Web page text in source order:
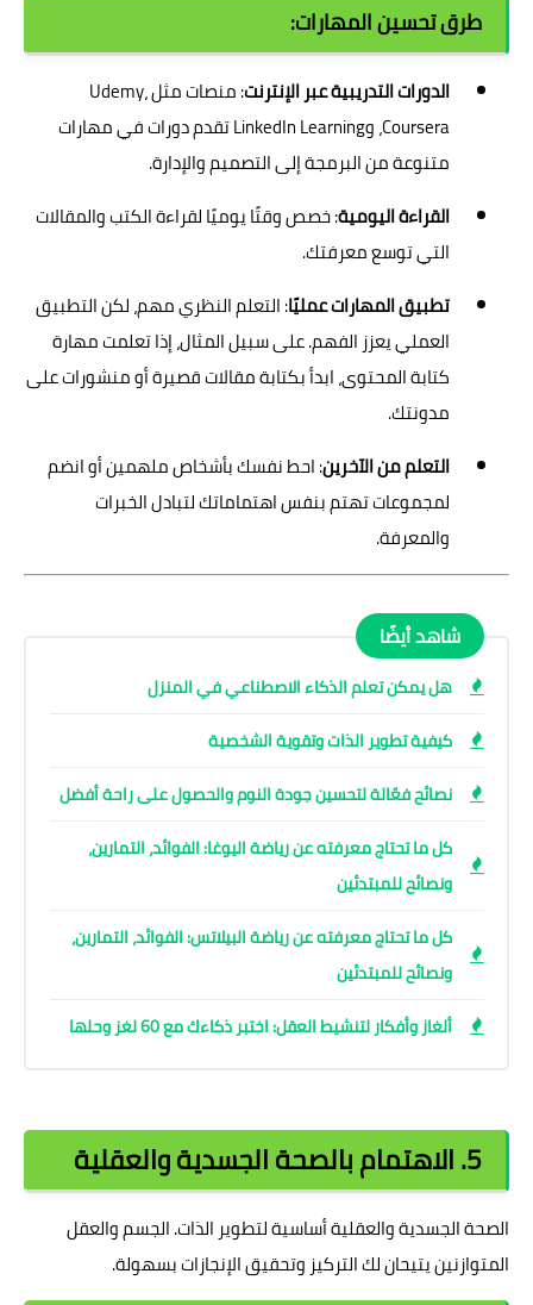
طرق تحسين المهارات:
الدورات التدريبية عبر الإنترنت
: منصات مثل Udemy،
Coursera، وLinkedIn Learning تقدم دورات في مهارات
متنوعة من البرمجة إلى التصميم والإدارة.
القراءة اليومية: خصص وقتًا يوميًا لقراءة الكتب والمقالات
التي توسع معرفتك.
تطبيق المهارات عمليًا: التعلم النظري مهم، لكن التطبيق
العملي يعزز الفهم. على سبيل المثال، إذا تعلمت مهارة
كتابة المحتوى، ابدأ بكتابة مقالات قصيرة أو منشورات على
مدونتك.
التعلم من الآخرين: احط نفسك بأشخاص ملهمين أو انضم
لمجموعات تهتم بنفس اهتماماتك لتبادل الخبرات
والمعرفة.
شاهد أيضًا
هل يمكن تعلم الذكاء الاصطناعي في المنزل
كيفية تطوير الذات وتقوية الشخصية
نصائح فعّالة لتحسين جودة النوم والحصول على راحة أفضل
كل ما تحتاج معرفته عن رياضة اليوغا: الفوائد، التمارين،
ونصائح للمبتدئين
كل ما تحتاج معرفته عن رياضة البيلاتس: الفوائد، التمارين،
ونصائح للمبتدئين
ألغاز وأفكار لتنشيط العقل: اختبر ذكاءك مع 60 لغز وحلها
5. الاهتمام بالصحة الجسدية والعقلية
الصحة الجسدية والعقلية أساسية لتطوير الذات. الجسم والعقل
المتوازنين يتيحان لك التركيز وتحقيق الإنجازات بسهولة.